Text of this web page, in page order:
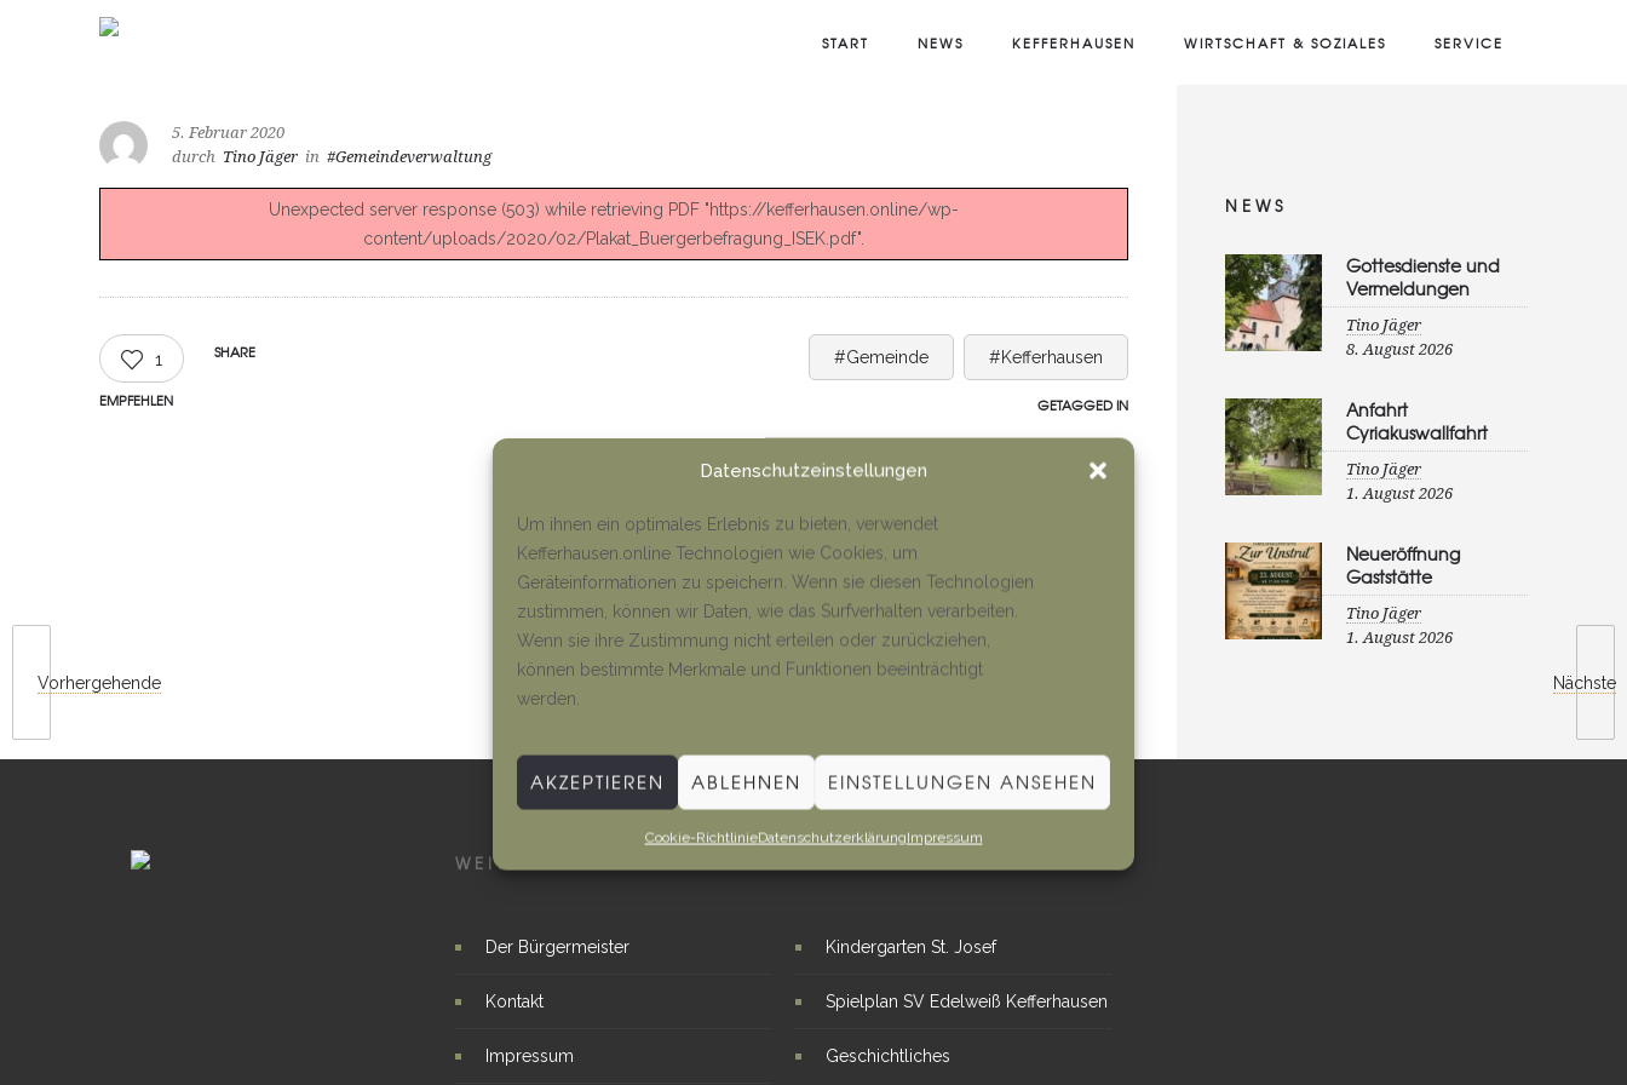
Datenschutzeinstellungen
Um ihnen ein optimales Erlebnis zu bieten, verwendet
Kefferhausen.online Technologien wie Cookies, um
Geräteinformationen zu speichern. Wenn sie diesen Technologien
zustimmen, können wir Daten, wie das Surfverhalten verarbeiten.
Wenn sie ihre Zustimmung nicht erteilen oder zurückziehen,
können bestimmte Merkmale und Funktionen beeinträchtigt
werden.
AKZEPTIEREN ABLEHNEN EINSTELLUNGEN ANSEHEN
Cookie-RichtlinieDatenschutzerklärungImpressum
START NEWS KEFFERHAUSEN WIRTSCHAFT & SOZIALES SERVICE
Vorhergehende Nächste
5. Februar 2020
durch Tino Jäger in #Gemeindeverwaltung
Unexpected server response (503) while retrieving PDF "https://kefferhausen.online/wp-
content/uploads/2020/02/Plakat_Buergerbefragung_ISEK.pdf".
1
EMPFEHLEN
SHARE #Gemeinde #Kefferhausen
GETAGGED IN
NEWS
Gottesdienste und
Vermeldungen
Tino Jäger
8. August 2026
Anfahrt
Cyriakuswallfahrt
Tino Jäger
1. August 2026
Neueröffnung
Gaststätte
Tino Jäger
1. August 2026
WEITERE LINKS
Der Bürgermeister
Kontakt
Impressum
Kindergarten St. Josef
Spielplan SV Edelweiß Kefferhausen
Geschichtliches